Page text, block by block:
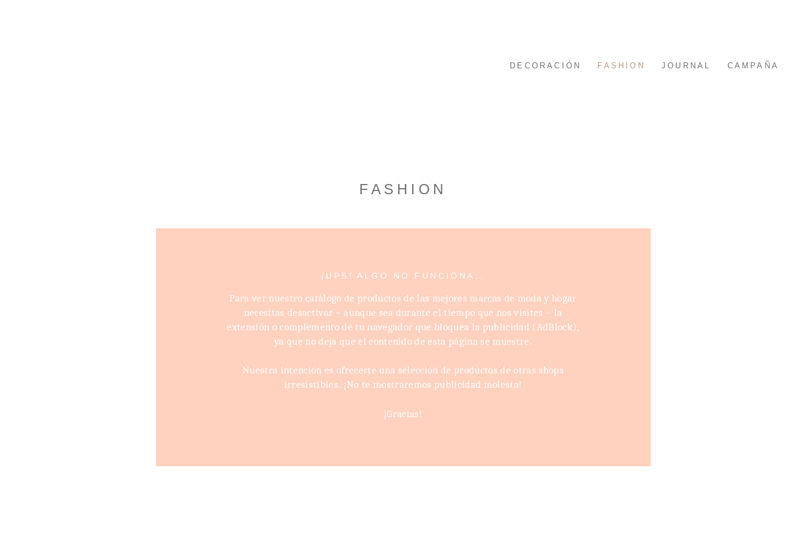
DECORACIÓN FASHION JOURNAL CAMPAÑA
FASHION
¡UPS! ALGO NO FUNCIONA…
Para ver nuestro catálogo de productos de las mejores marcas de moda y hogar
necesitas desactivar – aunque sea durante el tiempo que nos visites – la
extensión o complemento de tu navegador que bloquea la publicidad (AdBlock),
ya que no deja que el contenido de esta página se muestre.
Nuestra intención es ofrecerte una selección de productos de otras shops
irresistibles. ¡No te mostraremos publicidad molesta!
¡Gracias!